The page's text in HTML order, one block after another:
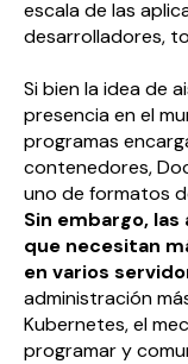
escala de las
desarrolladores,
Si bien la idea de
presencia en el
programas
contenedores,
uno de formatos
Sin embargo,
que necesitan
en varios
administración
Kubernetes, el
programar y